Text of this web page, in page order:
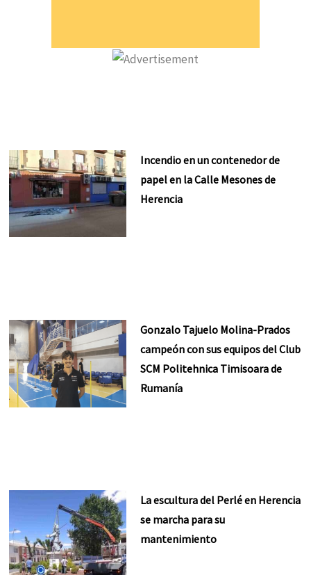
Incendio en un contenedor de
papel en la Calle Mesones de
Herencia
Gonzalo Tajuelo Molina-Prados
campeón con sus equipos del Club
SCM Politehnica Timisoara de
Rumanía
La escultura del Perlé en Herencia
se marcha para su
mantenimiento